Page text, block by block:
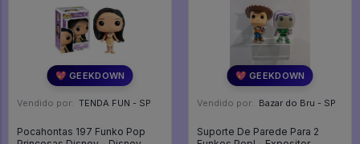
💖 GEEKDOWN
Vendido por: TENDA FUN - SP
Pocahontas 197 Funko Pop
💖 GEEKDOWN
Vendido por: Bazar do Bru - SP
Suporte De Parede Para 2